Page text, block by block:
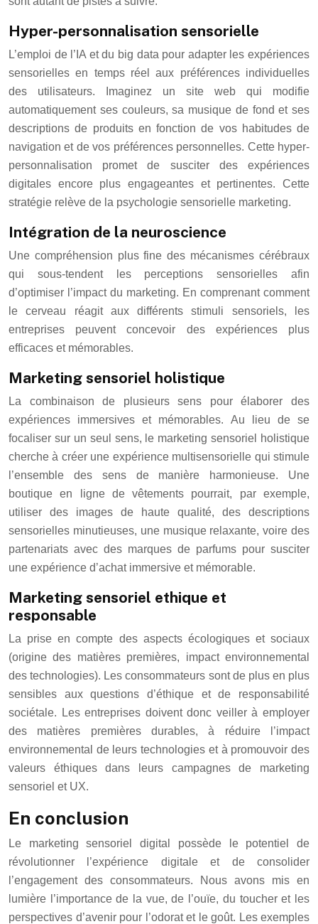
Hyper-personnalisation sensorielle
L’emploi de l’IA et du big data pour adapter les expériences
sensorielles en temps réel aux préférences individuelles
des utilisateurs. Imaginez un site web qui modifie
automatiquement ses couleurs, sa musique de fond et ses
descriptions de produits en fonction de vos habitudes de
navigation et de vos préférences personnelles. Cette hyper-
personnalisation promet de susciter des expériences
digitales encore plus engageantes et pertinentes. Cette
stratégie relève de la psychologie sensorielle marketing.
Intégration de la neuroscience
Une compréhension plus fine des mécanismes cérébraux
qui sous-tendent les perceptions sensorielles afin
d’optimiser l’impact du marketing. En comprenant comment
le cerveau réagit aux différents stimuli sensoriels, les
entreprises peuvent concevoir des expériences plus
efficaces et mémorables.
Marketing sensoriel holistique
La combinaison de plusieurs sens pour élaborer des
expériences immersives et mémorables. Au lieu de se
focaliser sur un seul sens, le marketing sensoriel holistique
cherche à créer une expérience multisensorielle qui stimule
l’ensemble des sens de manière harmonieuse. Une
boutique en ligne de vêtements pourrait, par exemple,
utiliser des images de haute qualité, des descriptions
sensorielles minutieuses, une musique relaxante, voire des
partenariats avec des marques de parfums pour susciter
une expérience d’achat immersive et mémorable.
Marketing sensoriel ethique et
responsable
La prise en compte des aspects écologiques et sociaux
(origine des matières premières, impact environnemental
des technologies). Les consommateurs sont de plus en plus
sensibles aux questions d’éthique et de responsabilité
sociétale. Les entreprises doivent donc veiller à employer
des matières premières durables, à réduire l’impact
environnemental de leurs technologies et à promouvoir des
valeurs éthiques dans leurs campagnes de marketing
sensoriel et UX.
En conclusion
Le marketing sensoriel digital possède le potentiel de
révolutionner l’expérience digitale et de consolider
l’engagement des consommateurs. Nous avons mis en
lumière l’importance de la vue, de l’ouïe, du toucher et les
perspectives d’avenir pour l’odorat et le goût. Les exemples